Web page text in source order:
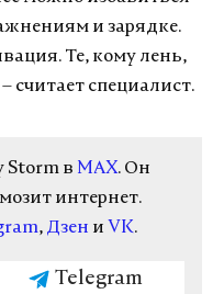
и зарядке.
Те, кому лень,
считает специалист.
Storm в MAX. Он
интернет.
, Дзен и VK.
Telegram